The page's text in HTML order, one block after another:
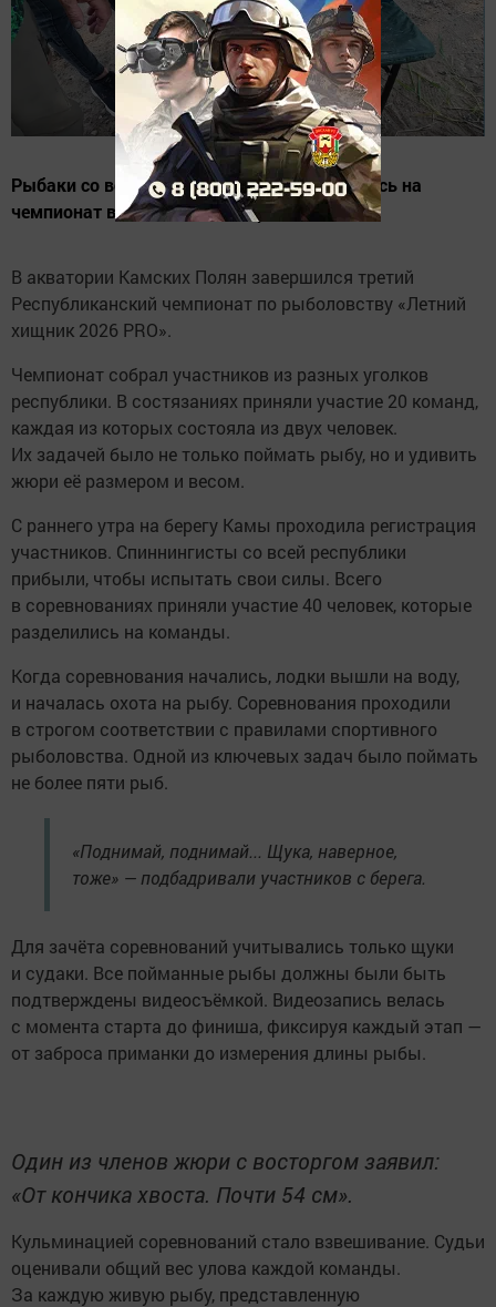
Рыбаки со всех концов Татарстана собрались на
чемпионат в Нижнекамском районе.
В акватории Камских Полян завершился третий
Республиканский чемпионат по рыболовству «Летний
хищник 2026 PRO».
Чемпионат собрал участников из разных уголков
республики. В состязаниях приняли участие 20 команд,
каждая из которых состояла из двух человек.
Их задачей было не только поймать рыбу, но и удивить
жюри её размером и весом.
С раннего утра на берегу Камы проходила регистрация
участников. Спиннингисты со всей республики
прибыли, чтобы испытать свои силы. Всего
в соревнованиях приняли участие 40 человек, которые
разделились на команды.
Когда соревнования начались, лодки вышли на воду,
и началась охота на рыбу. Соревнования проходили
в строгом соответствии с правилами спортивного
рыболовства. Одной из ключевых задач было поймать
не более пяти рыб.
«Поднимай, поднимай... Щука, наверное,
тоже» — подбадривали участников с берега.
Для зачёта соревнований учитывались только щуки
и судаки. Все пойманные рыбы должны были быть
подтверждены видеосъёмкой. Видеозапись велась
с момента старта до финиша, фиксируя каждый этап —
от заброса приманки до измерения длины рыбы.
Один из членов жюри с восторгом заявил:
«От кончика хвоста. Почти 54 см».
Кульминацией соревнований стало взвешивание. Судьи
оценивали общий вес улова каждой команды.
За каждую живую рыбу, представленную